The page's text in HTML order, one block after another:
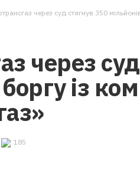
через суд стягнув 350
через
із
185